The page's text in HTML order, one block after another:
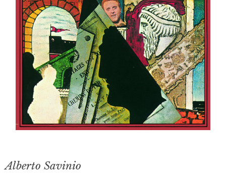
Alberto Savinio